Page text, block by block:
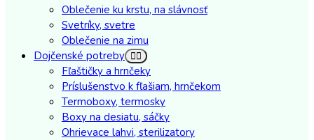
Oblečenie ku krstu, na slávnosť
Svetríky, svetre
Oblečenie na zimu
Dojčenské potreby
Fľaštičky a hrnčeky
Príslušenstvo k fľašiam, hrnčekom
Termoboxy, termosky
Boxy na desiatu, sáčky
Ohrievace lahvi, sterilizatory